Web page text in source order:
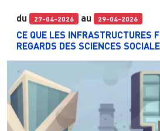
du 27-04-2026 au 29-04-2026
CE QUE LES INFRASTRUCTURES
REGARDS DES SCIENCES